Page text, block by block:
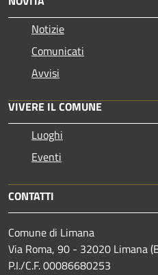
Notizie
Comunicati
Avvisi
VIVERE IL COMUNE
Luoghi
Eventi
CONTATTI
Comune di Limana
Via Roma, 90 - 32020 Limana
P.I./C.F. 00086680253